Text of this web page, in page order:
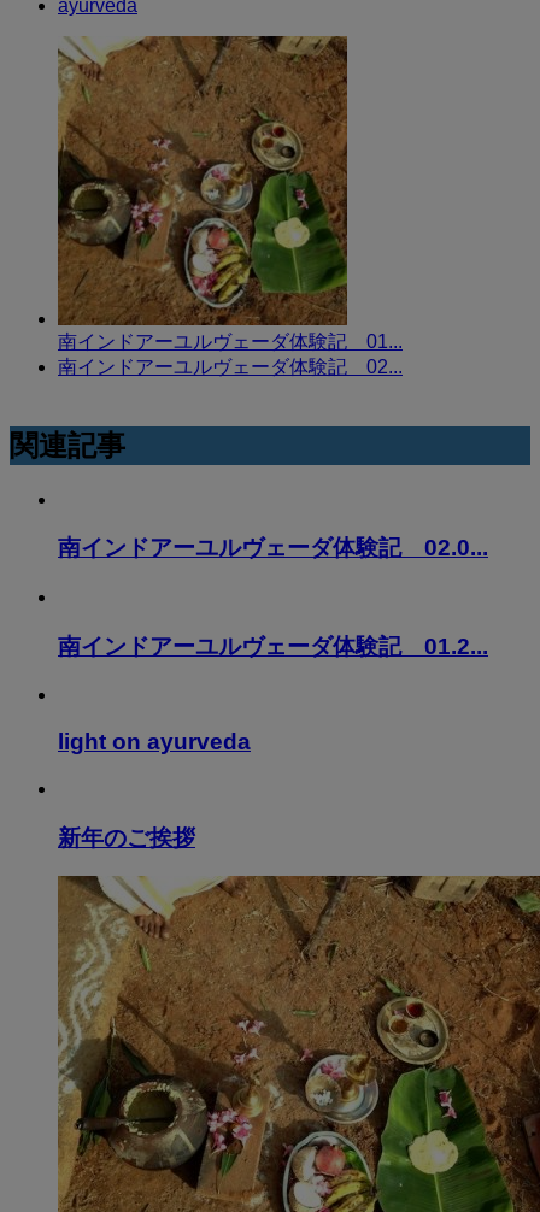
ayurveda
南インドアーユルヴェーダ体験記 01...
南インドアーユルヴェーダ体験記 02...
関連記事
南インドアーユルヴェーダ体験記 02.0...
南インドアーユルヴェーダ体験記 01.2...
light on ayurveda
新年のご挨拶